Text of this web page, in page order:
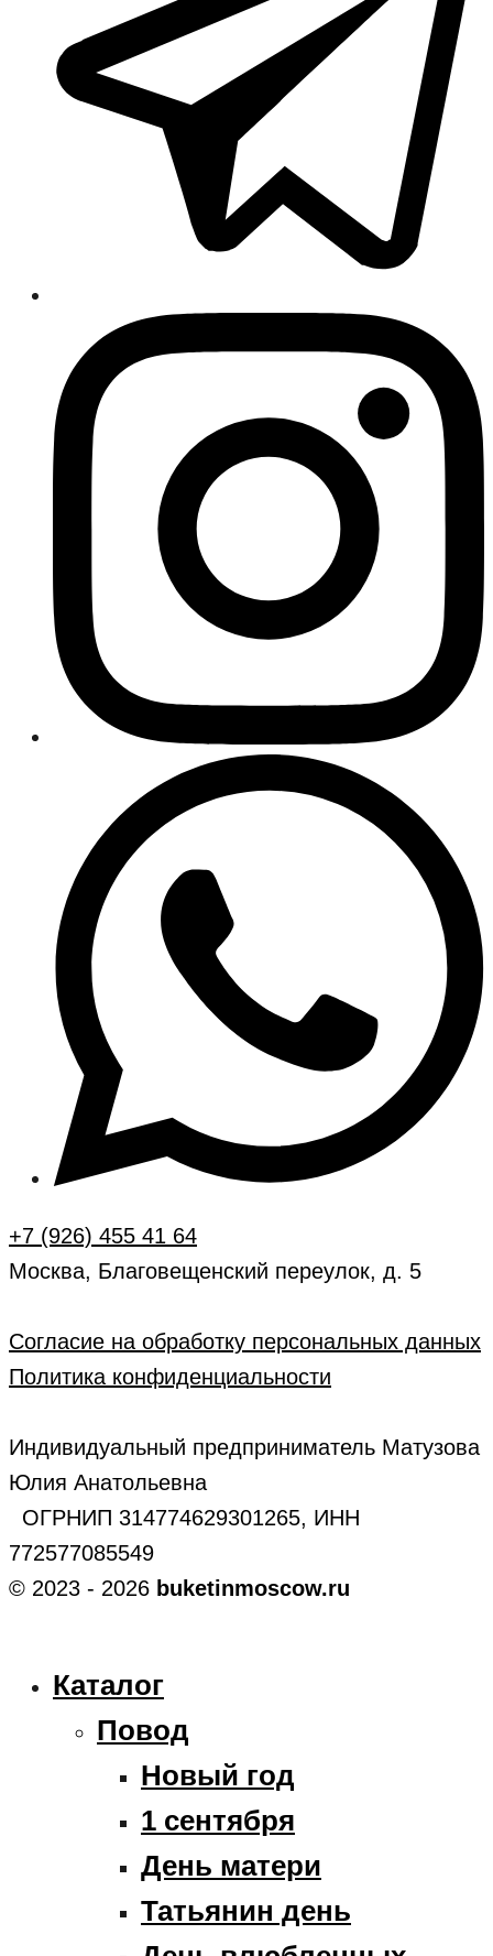
+7 (926) 455 41 64
Москва, Благовещенский переулок, д. 5
Согласие на обработку персональных данных
Политика конфиденциальности
Индивидуальный предприниматель Матузова
Юлия Анатольевна
ОГРНИП 314774629301265, ИНН
772577085549
© 2023 - 2026 buketinmoscow.ru
Каталог
Повод
Новый год
1 сентября
День матери
Татьянин день